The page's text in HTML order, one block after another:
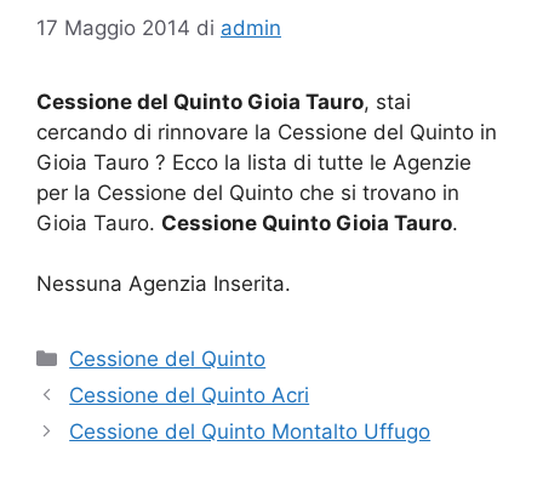
17 Maggio 2014 di admin
Cessione del Quinto Gioia Tauro, stai
cercando di rinnovare la Cessione del Quinto in
Gioia Tauro ? Ecco la lista di tutte le Agenzie
per la Cessione del Quinto che si trovano in
Gioia Tauro. Cessione Quinto Gioia Tauro.
Nessuna Agenzia Inserita.
Categorie
Cessione del Quinto
Cessione del Quinto Acri
Cessione del Quinto Montalto Uffugo